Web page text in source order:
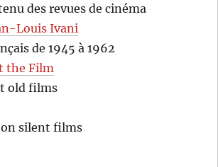
des revues de cinéma
Louis Ivani
de 1945 à 1962
the Film
old films
silent films